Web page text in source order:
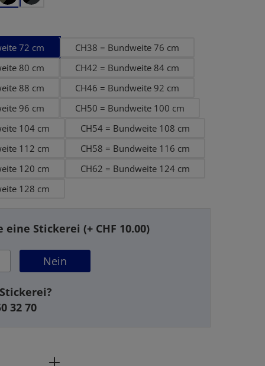
72 cm
CH38 = Bundweite 76 cm
80 cm
CH42 = Bundweite 84 cm
88 cm
CH46 = Bundweite 92 cm
96 cm
CH50 = Bundweite 100 cm
104 cm
CH54 = Bundweite 108 cm
112 cm
CH58 = Bundweite 116 cm
120 cm
CH62 = Bundweite 124 cm
128 cm
eine Stickerei (+ CHF 10.00)
Nein
32 70
Gib den gewünschten Wert ein